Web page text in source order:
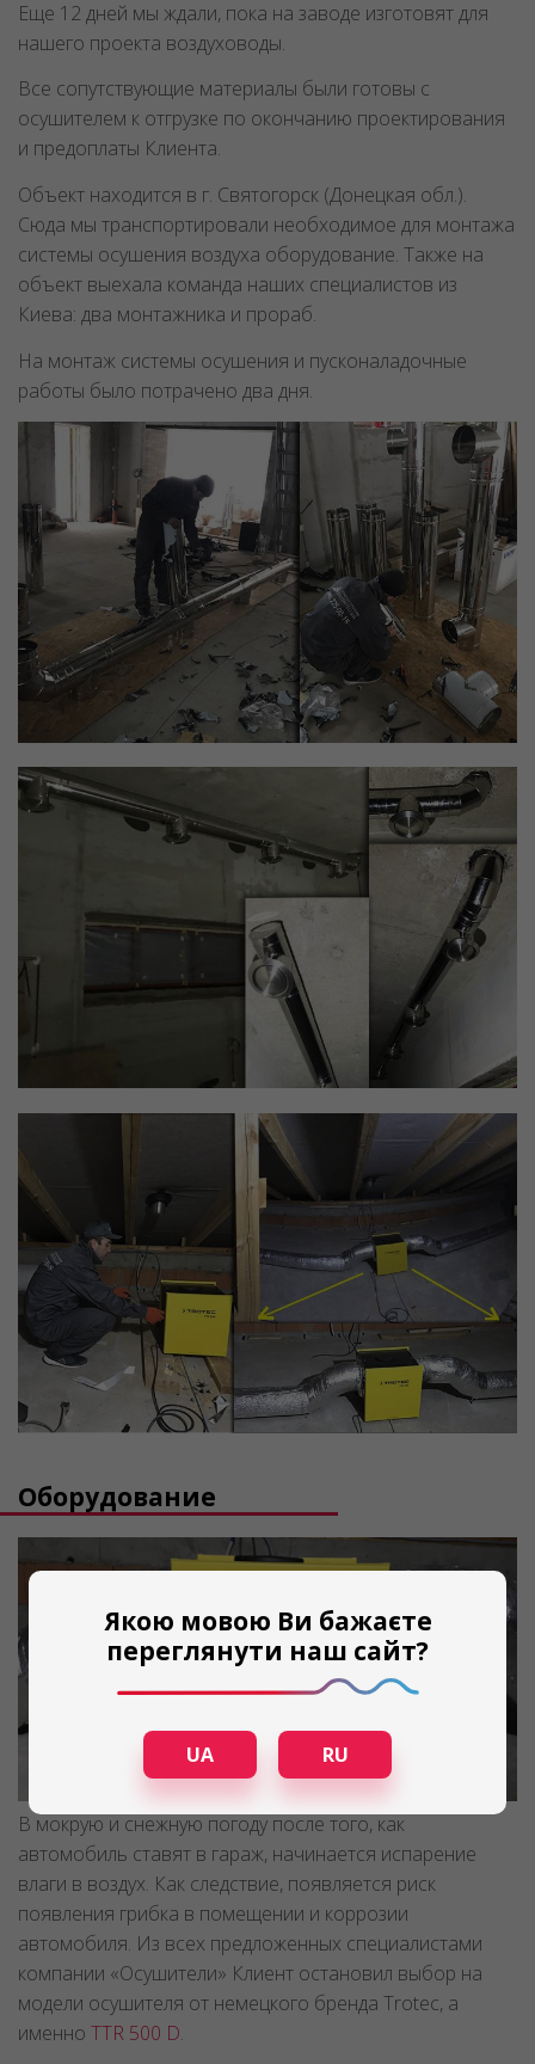
Еще 12 дней мы ждали, пока на заводе изготовят для
нашего проекта воздуховоды.
Все сопутствующие материалы были готовы с
осушителем к отгрузке по окончанию проектирования
и предоплаты Клиента.
Объект находится в г. Святогорск (Донецкая обл.).
Сюда мы транспортировали необходимое для монтажа
системы осушения воздуха оборудование. Также на
объект выехала команда наших специалистов из
Киева: два монтажника и прораб.
На монтаж системы осушения и пусконаладочные
работы было потрачено два дня.
Оборудование
В мокрую и снежную погоду после того, как
автомобиль ставят в гараж, начинается испарение
влаги в воздух. Как следствие, появляется риск
появления грибка в помещении и коррозии
автомобиля. Из всех предложенных специалистами
компании «Осушители» Клиент остановил выбор на
модели осушителя от немецкого бренда Trotec, а
именно TTR 500 D.
Якою мовою Ви бажаєте
переглянути наш сайт?
UA RU